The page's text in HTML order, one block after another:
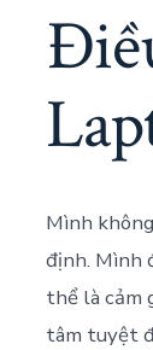
Mình
định. Mình
thể là cảm
tâm tuyệt